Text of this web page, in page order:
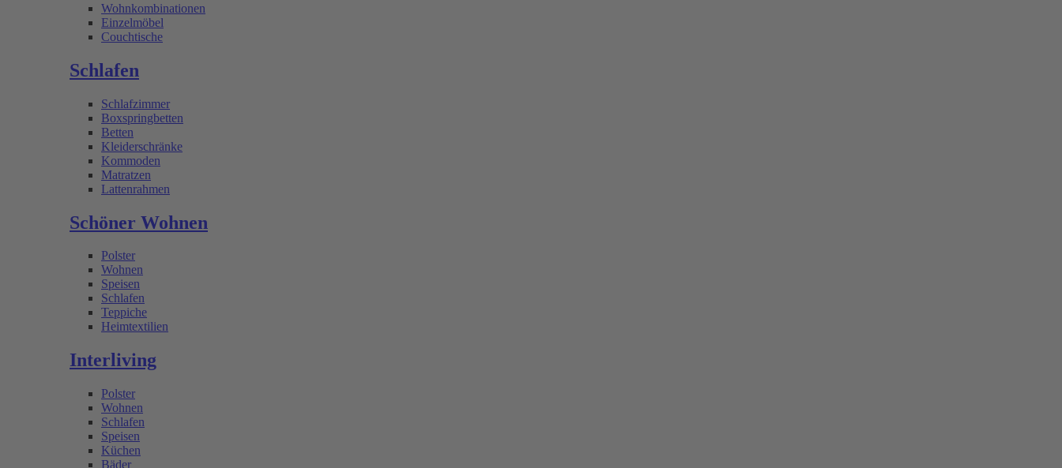
Wohnkombinationen
Einzelmöbel
Couchtische
Schlafen
Schlafzimmer
Boxspringbetten
Betten
Kleiderschränke
Kommoden
Matratzen
Lattenrahmen
Schöner Wohnen
Polster
Wohnen
Speisen
Schlafen
Teppiche
Heimtextilien
Interliving
Polster
Wohnen
Schlafen
Speisen
Küchen
Bäder